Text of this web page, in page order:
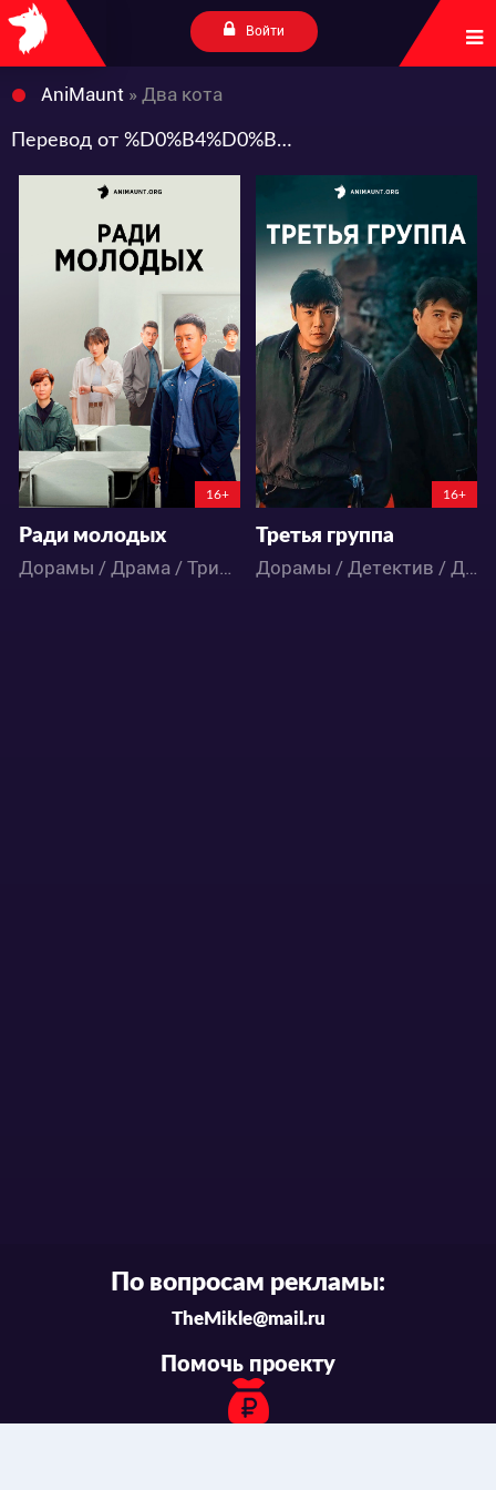
Войти
AniMaunt » Два кота
Перевод от %D0%B4%D0%B2%D0%B0+%D0%BA%D0%BE%D1%82%D0%B0
5445
10 4
16+
Ради молодых
Дорамы / Драма / Триллер
4516
21 5
16+
Третья группа
Дорамы / Детектив / Драма / Экшен
По вопросам рекламы:
TheMikle@mail.ru
Помочь проекту